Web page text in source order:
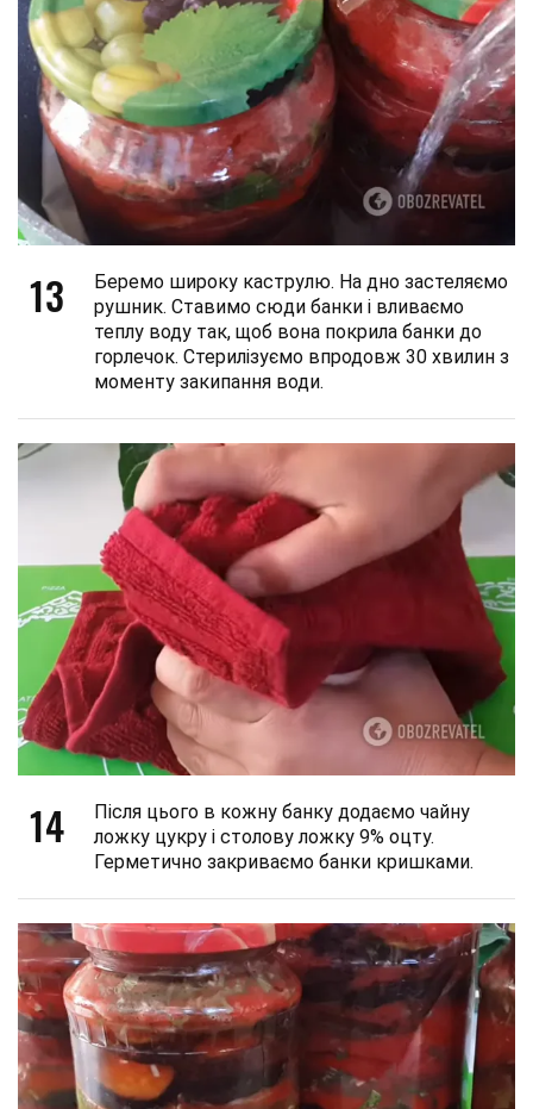
13
Беремо широку каструлю. На дно застеляємо
рушник. Ставимо сюди банки і вливаємо
теплу воду так, щоб вона покрила банки до
горлечок. Стерилізуємо впродовж 30 хвилин з
моменту закипання води.
14
Після цього в кожну банку додаємо чайну
ложку цукру і столову ложку 9% оцту.
Герметично закриваємо банки кришками.